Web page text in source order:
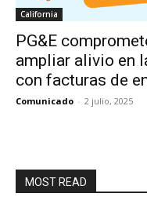
California
PG&E
ampliar alivio en
con facturas de
Comunicado - 2 julio, 2025
MOST READ